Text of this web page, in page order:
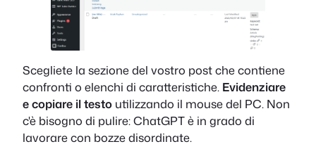
Scegliete la sezione del vostro post che contiene
confronti o elenchi di caratteristiche. Evidenziare
e copiare il testo utilizzando il mouse del PC. Non
c'è bisogno di pulire: ChatGPT è in grado di
lavorare con bozze disordinate.